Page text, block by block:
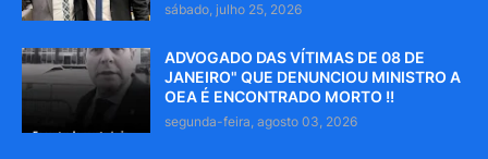
sábado, julho 25, 2026
ADVOGADO DAS VÍTIMAS DE 08 DE
JANEIRO" QUE DENUNCIOU MINISTRO A
OEA É ENCONTRADO MORTO !!
segunda-feira, agosto 03, 2026